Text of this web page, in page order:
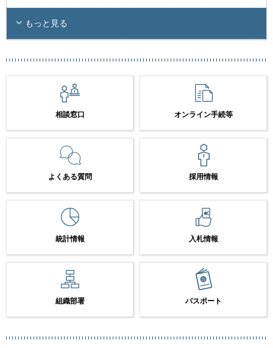
もっと見る
相談窓口 オンライン手続等
よくある質問 採用情報
統計情報 入札情報
組織部署 パスポート